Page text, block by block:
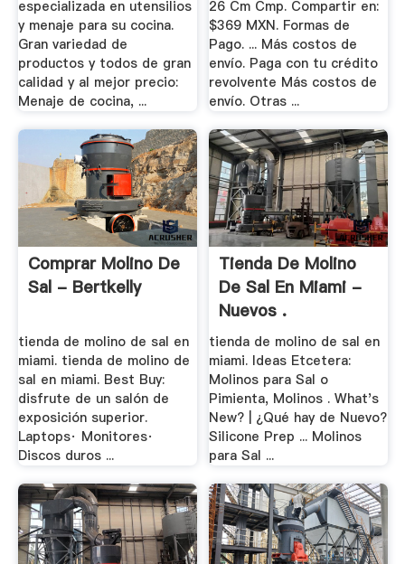
especializada en utensilios
y menaje para su cocina.
Gran variedad de
productos y todos de gran
calidad y al mejor precio:
Menaje de cocina, ...
26 Cm Cmp. Compartir en:
$369 MXN. Formas de
Pago. ... Más costos de
envío. Paga con tu crédito
revolvente Más costos de
envío. Otras ...
Comprar Molino De
Sal - Bertkelly
tienda de molino de sal en
miami. tienda de molino de
sal en miami. Best Buy:
disfrute de un salón de
exposición superior.
Laptops· Monitores·
Discos duros ...
Tienda De Molino
De Sal En Miami -
Nuevos .
tienda de molino de sal en
miami. Ideas Etcetera:
Molinos para Sal o
Pimienta, Molinos . What's
New? | ¿Qué hay de Nuevo?
Silicone Prep ... Molinos
para Sal ...